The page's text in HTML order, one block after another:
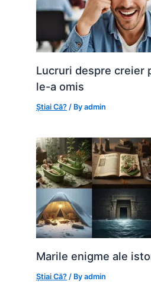
Lucruri despre creier
le-a omis
Știai Că? / Byadmin
Marile enigme ale
Știai Că? / Byadmin